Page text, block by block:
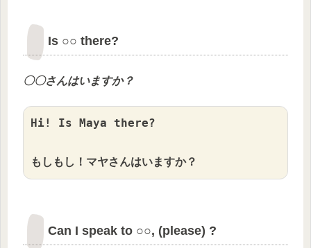
Is ○○ there?
〇〇さんはいますか？
Hi! Is Maya there?
もしもし！マヤさんはいますか？
Can I speak to ○○, (please) ?